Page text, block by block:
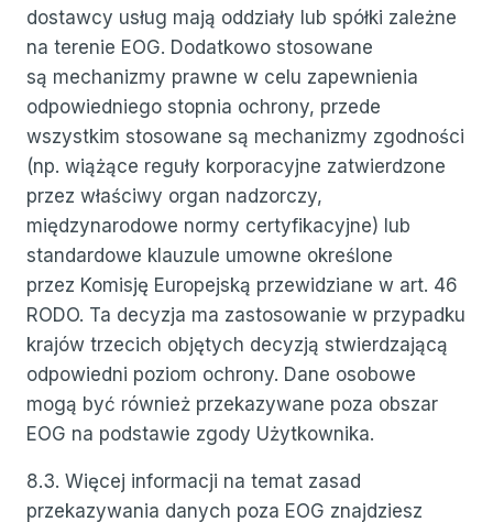
dostawcy usług mają oddziały lub spółki zależne
na terenie EOG. Dodatkowo stosowane
są mechanizmy prawne w celu zapewnienia
odpowiedniego stopnia ochrony, przede
wszystkim stosowane są mechanizmy zgodności
(np. wiążące reguły korporacyjne zatwierdzone
przez właściwy organ nadzorczy,
międzynarodowe normy certyfikacyjne) lub
standardowe klauzule umowne określone
przez Komisję Europejską przewidziane w art. 46
RODO. Ta decyzja ma zastosowanie w przypadku
krajów trzecich objętych decyzją stwierdzającą
odpowiedni poziom ochrony. Dane osobowe
mogą być również przekazywane poza obszar
EOG na podstawie zgody Użytkownika.
8.3. Więcej informacji na temat zasad
przekazywania danych poza EOG znajdziesz